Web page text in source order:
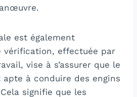
est également
vérification, effectuée par
vise à s’assurer que le
à conduire des engins
signifie que les